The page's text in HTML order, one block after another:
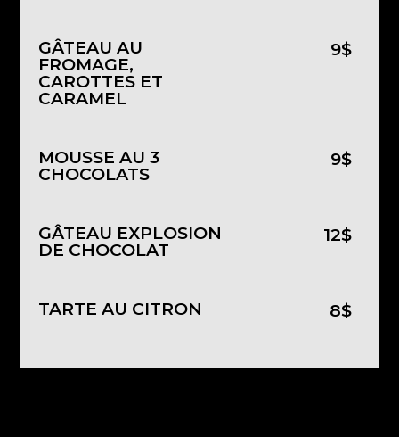
GÂTEAU AU
FROMAGE,
CAROTTES ET
CARAMEL
9$
MOUSSE AU 3
CHOCOLATS
9$
GÂTEAU EXPLOSION
DE CHOCOLAT
12$
TARTE AU CITRON 8$